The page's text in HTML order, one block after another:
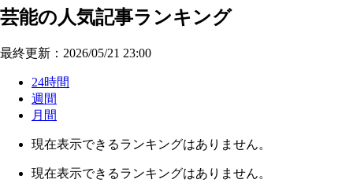
芸能の人気記事ランキング
最終更新：2026/05/21 23:00
24時間
週間
月間
現在表示できるランキングはありません。
現在表示できるランキングはありません。